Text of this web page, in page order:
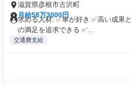
滋賀県彦根市古沢町
月給58万3000円
求める人材: ✅車が好き ✅高い成果
の満足を追求できる ✅...
交通費支給